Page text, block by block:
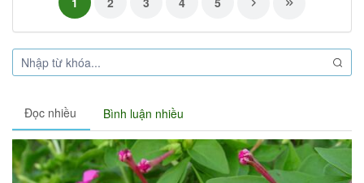
Đọc nhiều Bình luận nhiều